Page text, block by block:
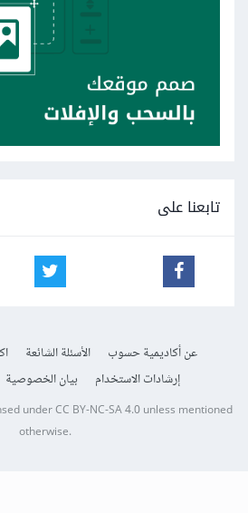
تابعنا على
عن أكاديمية حسوب الأسئلة الشائعة
إرشادات الاستخدام
بيان الخصوصية
underCC BY-NC-SA 4.0unless mentioned
otherwise.